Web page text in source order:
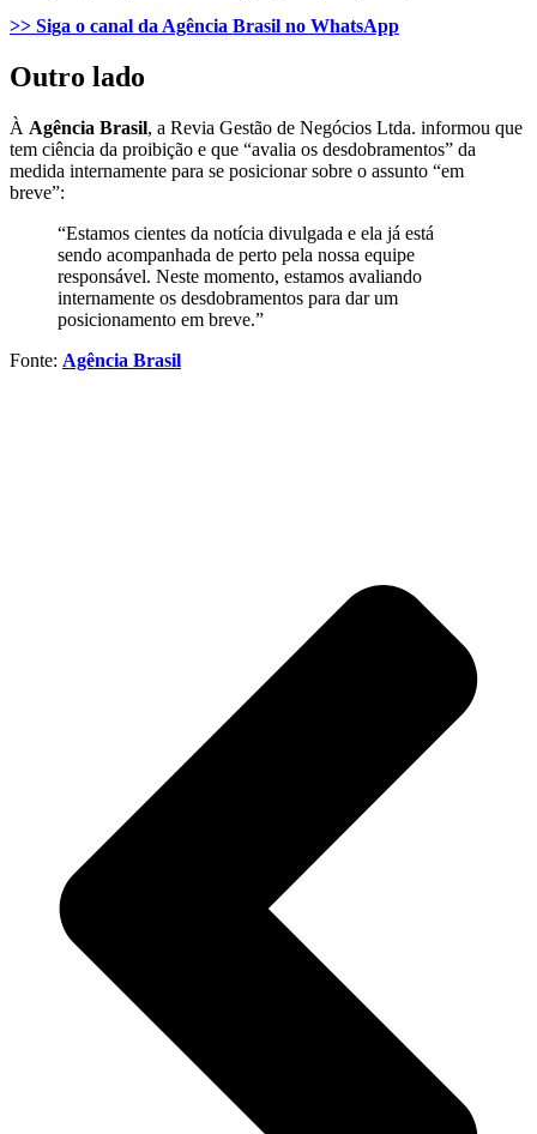
>> Siga o canal da Agência Brasil no WhatsApp
Outro lado
À Agência Brasil, a Revia Gestão de Negócios Ltda. informou que
tem ciência da proibição e que “avalia os desdobramentos” da
medida internamente para se posicionar sobre o assunto “em
breve”:
“Estamos cientes da notícia divulgada e ela já está
sendo acompanhada de perto pela nossa equipe
responsável. Neste momento, estamos avaliando
internamente os desdobramentos para dar um
posicionamento em breve.”
Fonte: Agência Brasil